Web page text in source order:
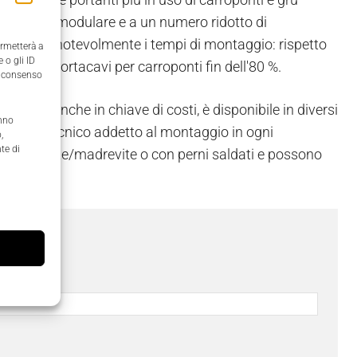
a
o gli ID
di
modulare e a un numero ridotto di
notevolmente i tempi di montaggio: rispetto
portacavi per carroponti fin dell'80 %.
anche in chiave di costi, è disponibile in diversi
al tecnico addetto al montaggio in ogni
con vite/madrevite o con perni saldati e possono